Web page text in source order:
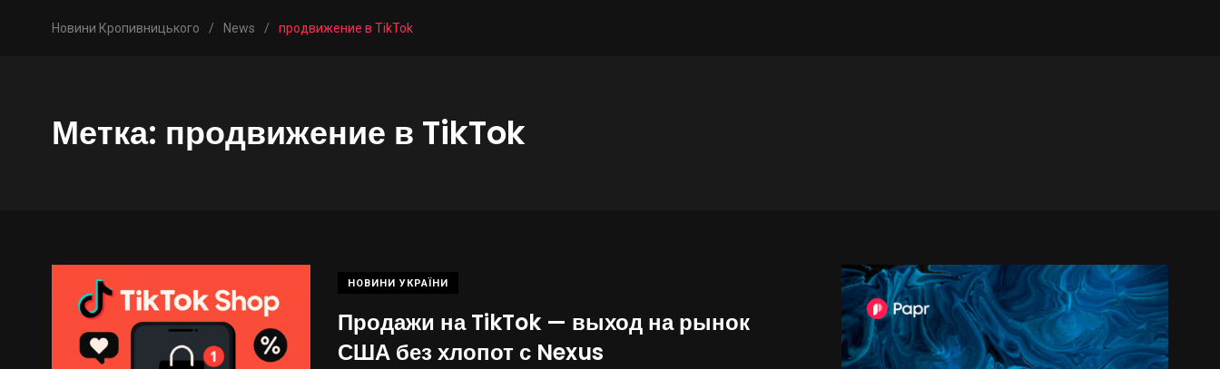
Новини Кропивницького / News / продвижение в TikTok
Метка: продвижение в TikTok
НОВИНИ УКРАЇНИ
Продажи на TikTok — выход на рынок
США без хлопот с Nexus